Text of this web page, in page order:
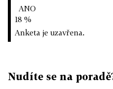
ANO
18 %
Anketa je uzavřena.
Nudíte se na